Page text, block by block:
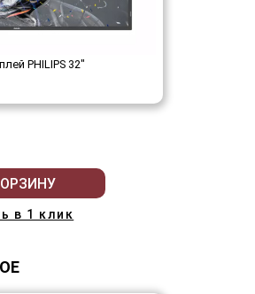
PHILIPS 32"
в 1 клик